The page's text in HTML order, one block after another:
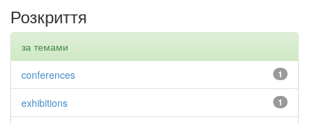
Розкриття
за темами
1
conferences
1
exhibitions